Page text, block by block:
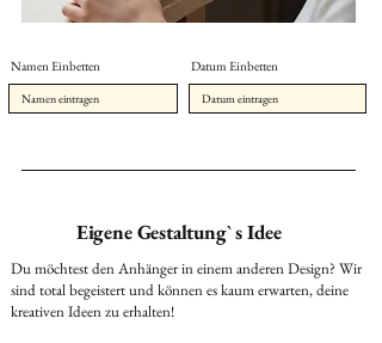
Namen Einbetten Datum Einbetten
Eigene Gestaltung` s Idee
Du möchtest den Anhänger in einem anderen Design? Wir
sind total begeistert und können es kaum erwarten, deine
kreativen Ideen zu erhalten!